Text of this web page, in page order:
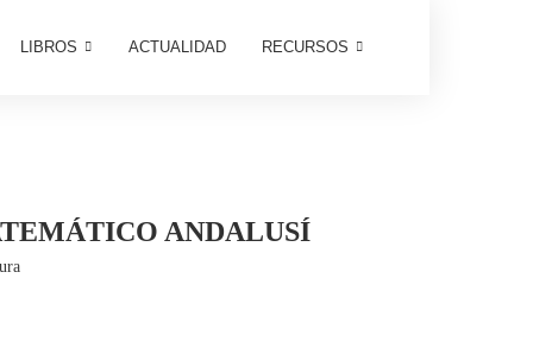
LIBROS ACTUALIDAD RECURSOS
ANDALUSÍ